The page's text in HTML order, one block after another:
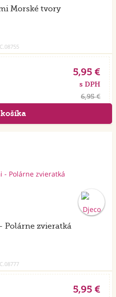
Morské tvory
5,95 €
s DPH
6,95 €
Polárne zvieratká
5,95 €